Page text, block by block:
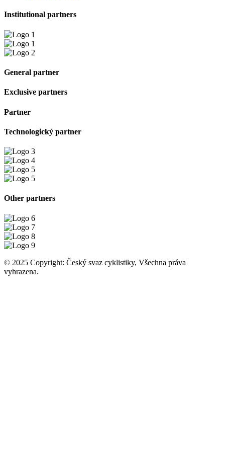
Institutional partners
General partner
Exclusive partners
Partner
Technologický partner
Other partners
© 2025 Copyright: Český svaz cyklistiky, Všechna práva
vyhrazena.